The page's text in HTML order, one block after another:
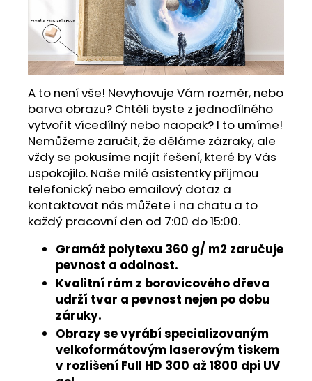
A to není vše! Nevyhovuje Vám rozměr, nebo
barva obrazu? Chtěli byste z jednodílného
vytvořit vícedílný nebo naopak? I to umíme!
Nemůžeme zaručit, že děláme zázraky, ale
vždy se pokusíme najít řešení, které by Vás
uspokojilo. Naše milé asistentky přijmou
telefonický nebo emailový dotaz a
kontaktovat nás můžete i na chatu a to
každý pracovní den od 7:00 do 15:00.
Gramáž polytexu 360 g/ m2 zaručuje
pevnost a odolnost.
Kvalitní rám z borovicového dřeva
udrží tvar a pevnost nejen po dobu
záruky.
Obrazy se vyrábí specializovaným
velkoformátovým laserovým tiskem
v rozlišení Full HD 300 až 1800 dpi UV